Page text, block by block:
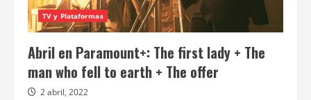
Affleck
TV y Plataformas
Abril en Paramount+: The first lady + The
man who fell to earth + The offer
2 abril, 2022